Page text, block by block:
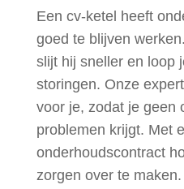
Een cv-ketel heeft
goed te blijven
slijt hij sneller en loop
storingen. Onze
voor je, zodat je geen
problemen krijgt. Met
onderhoudscontract
zorgen over te